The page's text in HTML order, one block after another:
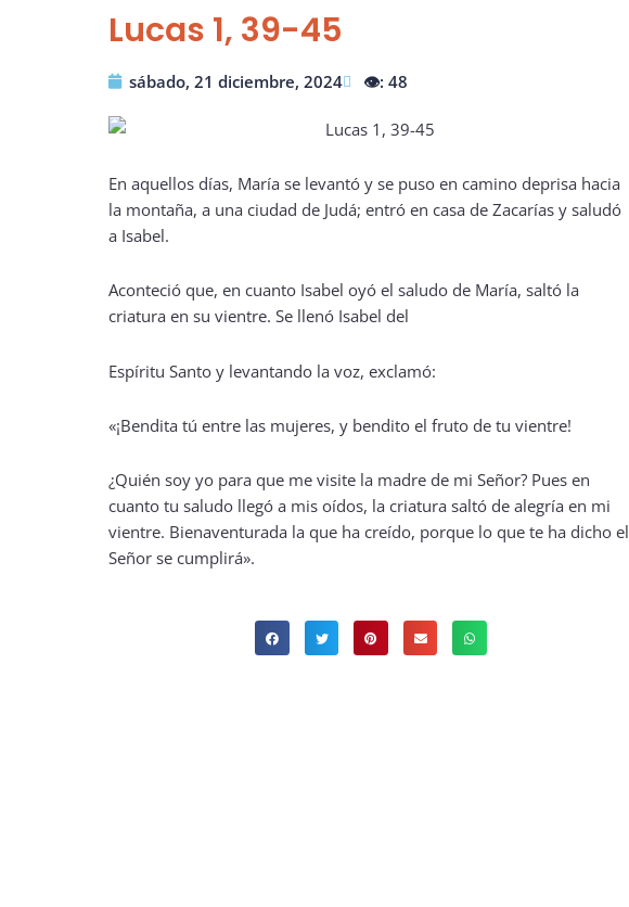
Lucas 1, 39-45
sábado, 21 diciembre, 2024 👁️: 48
En aquellos días, María se levantó y se puso en camino deprisa hacia
la montaña, a una ciudad de Judá; entró en casa de Zacarías y saludó
a Isabel.
Aconteció que, en cuanto Isabel oyó el saludo de María, saltó la
criatura en su vientre. Se llenó Isabel del
Espíritu Santo y levantando la voz, exclamó:
«¡Bendita tú entre las mujeres, y bendito el fruto de tu vientre!
¿Quién soy yo para que me visite la madre de mi Señor? Pues en
cuanto tu saludo llegó a mis oídos, la criatura saltó de alegría en mi
vientre. Bienaventurada la que ha creído, porque lo que te ha dicho el
Señor se cumplirá».